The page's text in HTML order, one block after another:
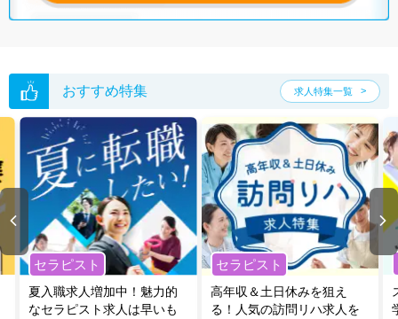
おすすめ特集 求人特集一覧
セラピスト
夏入職求人増加中！魅力的
なセラピスト求人は早いも
セラピスト
高年収＆土日休みを狙え
る！人気の訪問リハ求人を